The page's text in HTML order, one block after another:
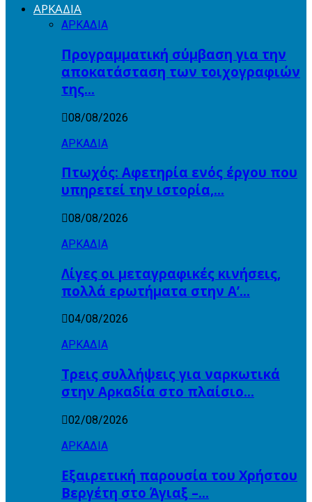
ΑΡΚΑΔΙΑ
ΑΡΚΑΔΙΑ
Προγραμματική σύμβαση για την
αποκατάσταση των τοιχογραφιών
της…
08/08/2026
ΑΡΚΑΔΙΑ
Πτωχός: Αφετηρία ενός έργου που
υπηρετεί την ιστορία,…
08/08/2026
ΑΡΚΑΔΙΑ
Λίγες οι μεταγραφικές κινήσεις,
πολλά ερωτήματα στην Α’…
04/08/2026
ΑΡΚΑΔΙΑ
Τρεις συλλήψεις για ναρκωτικά
στην Αρκαδία στο πλαίσιο…
02/08/2026
ΑΡΚΑΔΙΑ
Εξαιρετική παρουσία του Χρήστου
Βεργέτη στο Άγιαξ –…